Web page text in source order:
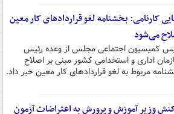
کارنامی: بخشنامه لغو قراردادهای کار معین
می‌شود
کمیسیون اجتماعی مجلس از وعده رئیس
اداری و استخدامی کشور مبنی بر اصلاح
مربوط به لغو قراردادهای کار معین خبر داد.
وزیر آموزش و پرورش به اعتراضات آزمون